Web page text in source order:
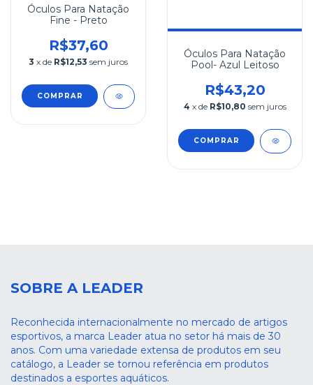
Óculos Para Natação
Fine - Preto
R$37,60
3 x de R$12,53 sem juros
COMPRAR
Óculos Para Natação
Pool- Azul Leitoso
R$43,20
4 x de R$10,80 sem juros
COMPRAR
SOBRE A LEADER
Reconhecida internacionalmente no mercado de artigos
esportivos, a marca Leader atua no setor há mais de 30
anos. Com uma variedade extensa de produtos em seu
catálogo, a Leader se tornou referência em produtos
destinados a esportes aquáticos.